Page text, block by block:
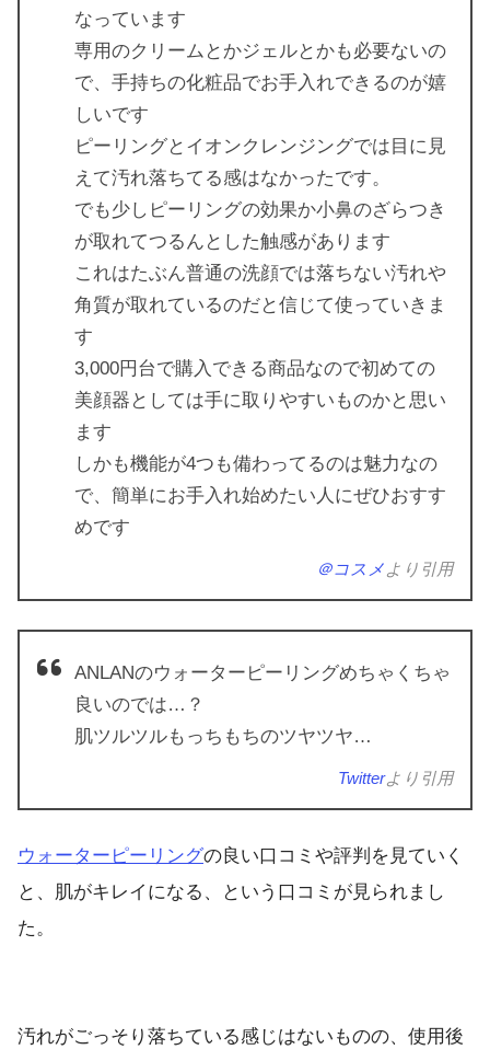
なっています
専用のクリームとかジェルとかも必要ないの
で、手持ちの化粧品でお手入れできるのが嬉
しいです
ピーリングとイオンクレンジングでは目に見
えて汚れ落ちてる感はなかったです。
でも少しピーリングの効果か小鼻のざらつき
が取れてつるんとした触感があります
これはたぶん普通の洗顔では落ちない汚れや
角質が取れているのだと信じて使っていきま
す
3,000円台で購入できる商品なので初めての
美顔器としては手に取りやすいものかと思い
ます
しかも機能が4つも備わってるのは魅力なの
で、簡単にお手入れ始めたい人にぜひおすす
めです
＠コスメ より引用
ANLANのウォーターピーリングめちゃくちゃ
良いのでは…？
肌ツルツルもっちもちのツヤツヤ…
Twitterより引用
ウォーターピーリングの良い口コミや評判を見ていく
と、肌がキレイになる、という口コミが見られまし
た。
汚れがごっそり落ちている感じはないものの、使用後